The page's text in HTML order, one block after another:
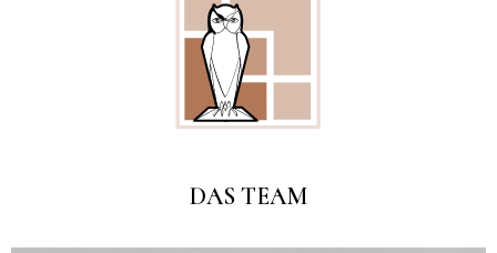
DAS TEAM